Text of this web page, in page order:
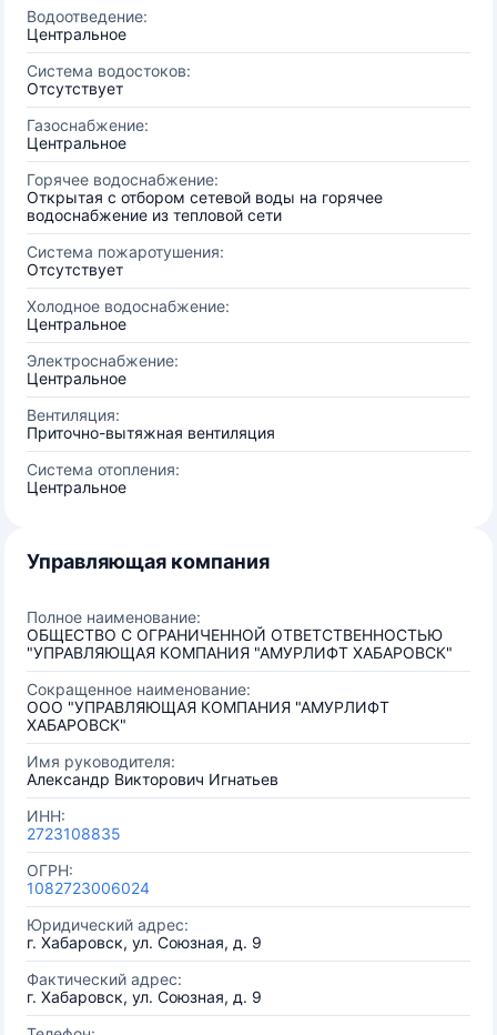
Водоотведение:
Центральное
Система водостоков:
Отсутствует
Газоснабжение:
Центральное
Горячее водоснабжение:
Открытая с отбором сетевой воды на горячее
водоснабжение из тепловой сети
Система пожаротушения:
Отсутствует
Холодное водоснабжение:
Центральное
Электроснабжение:
Центральное
Вентиляция:
Приточно-вытяжная вентиляция
Система отопления:
Центральное
Управляющая компания
Полное наименование:
ОБЩЕСТВО С ОГРАНИЧЕННОЙ ОТВЕТСТВЕННОСТЬЮ
"УПРАВЛЯЮЩАЯ КОМПАНИЯ "АМУРЛИФТ ХАБАРОВСК"
Сокращенное наименование:
ООО "УПРАВЛЯЮЩАЯ КОМПАНИЯ "АМУРЛИФТ
ХАБАРОВСК"
Имя руководителя:
Александр Викторович Игнатьев
ИНН:
2723108835
ОГРН:
1082723006024
Юридический адрес:
г. Хабаровск, ул. Союзная, д. 9
Фактический адрес:
г. Хабаровск, ул. Союзная, д. 9